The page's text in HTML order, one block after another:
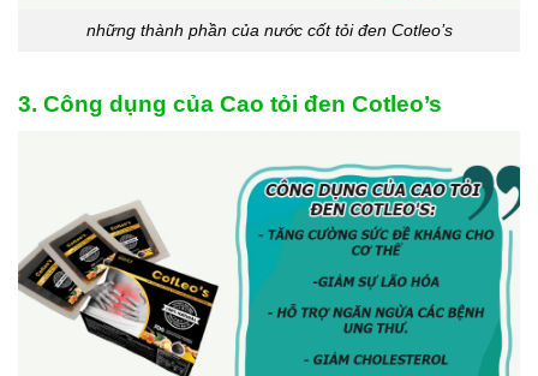
những thành phần của nước cốt tỏi đen Cotleo’s
3. Công dụng của Cao tỏi đen Cotleo’s